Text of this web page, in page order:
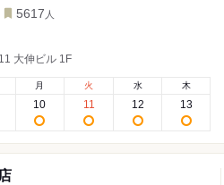
5617 人
大伸ビル 1F
月
10
火
11
水
12
木
13